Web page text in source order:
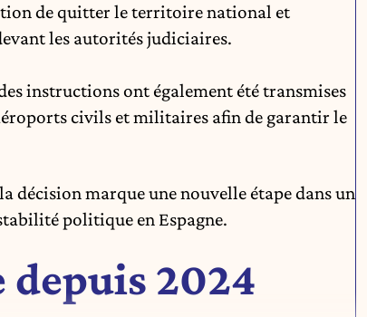
de quitter le territoire national et
les autorités judiciaires.
instructions ont également été transmises
civils et militaires afin de garantir le
décision marque une nouvelle étape dans un
politique en Espagne.
depuis 2024